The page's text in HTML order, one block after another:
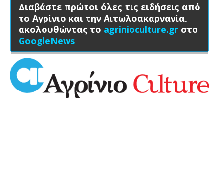
Διαβάστε πρώτοι όλες τις ειδήσεις από
το Αγρίνιο και την Αιτωλοακαρνανία,
ακολουθώντας το agrinioculture.gr στο
GoogleNews